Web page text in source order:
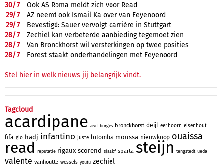
30/7
Ook AS Roma meldt zich voor Read
29/7
AZ neemt ook Ismail Ka over van Feyenoord
29/7
Bevestigd: Sauer vervolgt carrière in Stuttgart
28/7
Zechiël kan verbeterde aanbieding tegemoet zien
28/7
Van Bronckhorst wil versterkingen op twee posities
28/7 Forest staakt onderhandelingen met Feyenoord
Stel hier in welk nieuws jij belangrijk vindt.
Tagcloud
acardipane aivd borges bronckhorst deijl eenhoorn elsenhout
fifa gio hadj infantino juste lotomba moussa nieuwkoop ouaissa
read reputatie rigaux scorend sjaakf sparta steijn tengstedt ueda
valente vanhoutte wessels youtu zechiel